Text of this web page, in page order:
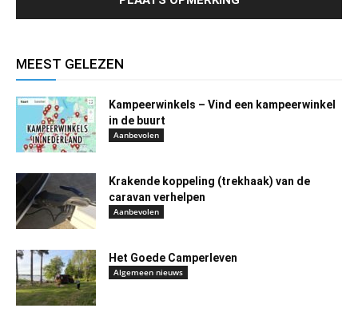
MEEST GELEZEN
Kampeerwinkels – Vind een kampeerwinkel
in de buurt
Aanbevolen
Krakende koppeling (trekhaak) van de
caravan verhelpen
Aanbevolen
Het Goede Camperleven
Algemeen nieuws